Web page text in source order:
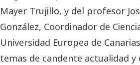
Mayer Trujillo, y del profesor
González, Coordinador de
Universidad Europea de
temas de candente actualidad